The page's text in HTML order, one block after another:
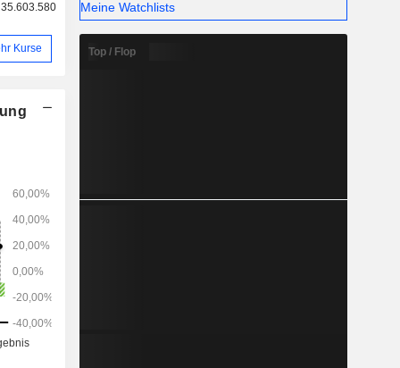
35.603.580
Kurse
Meine Watchlists
Top / Flop